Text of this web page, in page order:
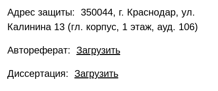
Адрес защиты: 350044, г. Краснодар, ул.
Калинина 13 (гл. корпус, 1 этаж, ауд. 106)
Автореферат: Загрузить
Диссертация: Загрузить